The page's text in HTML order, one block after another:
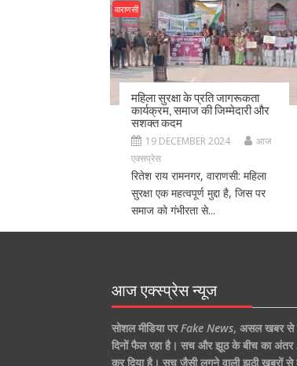
वाराणसी
महिला सुरक्षा के प्रति जागरूकता
कार्यक्रम, समाज की जिम्मेदारी और
सशक्त कदम
19 DECEMBER 2024
आज
एक्सप्रेस
रितेश राय रामनगर, वाराणसी: महिला
सुरक्षा एक महत्वपूर्ण मुद्दा है, जिस पर
समाज को गंभीरता से...
आज एक्स्प्रेस न्यूज
सोशल मीडिया परFake News, असल खबर से
दिनों फैल रहा है। सच और झूठ के बीच का अंतर
कर दिया है। सच जैसी लगने वाली झूठी खबरों से